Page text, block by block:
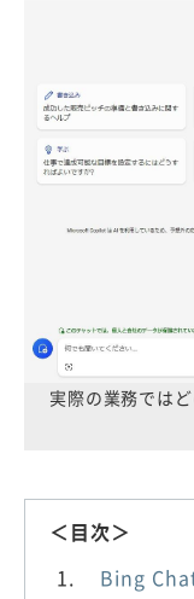
実際の業務では
＜目次＞
Bing